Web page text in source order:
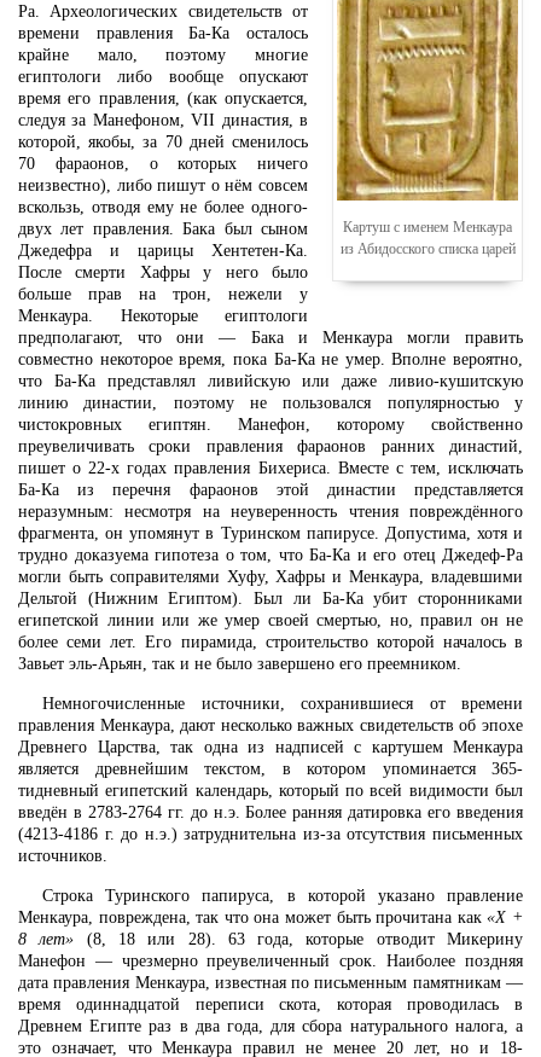
Картуш с именем Менкаура
из Абидосского списка царей
Ра. Археологических свидетельств от
времени правления Ба-Ка осталось
крайне мало, поэтому многие
египтологи либо вообще опускают
время его правления, (как опускается,
следуя за Манефоном, VII династия, в
которой, якобы, за 70 дней сменилось
70 фараонов, о которых ничего
неизвестно), либо пишут о нём совсем
вскользь, отводя ему не более одного-
двух лет правления. Бака был сыном
Джедефра и царицы Хентетен-Ка.
После смерти Хафры у него было
больше прав на трон, нежели у
Менкаура. Некоторые египтологи
предполагают, что они — Бака и Менкаура могли править
совместно некоторое время, пока Ба-Ка не умер. Вполне вероятно,
что Ба-Ка представлял ливийскую или даже ливио-кушитскую
линию династии, поэтому не пользовался популярностью у
чистокровных египтян. Манефон, которому свойственно
преувеличивать сроки правления фараонов ранних династий,
пишет о 22-х годах правления Бихериса. Вместе с тем, исключать
Ба-Ка из перечня фараонов этой династии представляется
неразумным: несмотря на неуверенность чтения повреждённого
фрагмента, он упомянут в Туринском папирусе. Допустима, хотя и
трудно доказуема гипотеза о том, что Ба-Ка и его отец Джедеф-Ра
могли быть соправителями Хуфу, Хафры и Менкаура, владевшими
Дельтой (Нижним Египтом). Был ли Ба-Ка убит сторонниками
египетской линии или же умер своей смертью, но, правил он не
более семи лет. Его пирамида, строительство которой началось в
Завьет эль-Арьян, так и не было завершено его преемником.
Немногочисленные источники, сохранившиеся от времени
правления Менкаура, дают несколько важных свидетельств об эпохе
Древнего Царства, так одна из надписей с картушем Менкаура
является древнейшим текстом, в котором упоминается 365-
тидневный египетский календарь, который по всей видимости был
введён в 2783-2764 гг. до н.э. Более ранняя датировка его введения
(4213-4186 г. до н.э.) затруднительна из-за отсутствия письменных
источников.
Строка Туринского папируса, в которой указано правление
Менкаура, повреждена, так что она может быть прочитана как«Х +
8 лет» (8, 18 или 28). 63 года, которые отводит Микерину
Манефон — чрезмерно преувеличенный срок. Наиболее поздняя
дата правления Менкаура, известная по письменным памятникам —
время одиннадцатой переписи скота, которая проводилась в
Древнем Египте раз в два года, для сбора натурального налога, а
это означает, что Менкаура правил не менее 20 лет, но и 18-